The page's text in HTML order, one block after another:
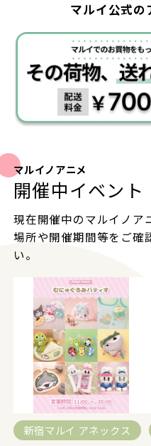
マルイ公式の
マルイノアニメ
開催中イベント
現在開催中のマルイノア
場所や開催期間等をご確
い。
新宿マルイ アネックス